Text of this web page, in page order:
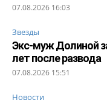
07.08.2026 16:03
Звезды
Экс-муж Долиной
лет после развода
07.08.2026 15:51
Новости